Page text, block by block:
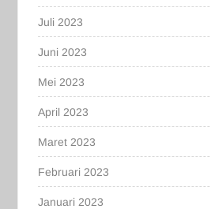
Juli 2023
Juni 2023
Mei 2023
April 2023
Maret 2023
Februari 2023
Januari 2023